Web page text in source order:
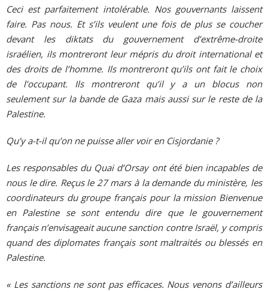
Ceci est parfaitement intolérable. Nos gouvernants laissent
faire. Pas nous. Et s’ils veulent une fois de plus se coucher
devant les diktats du gouvernement d’extrême-droite
israélien, ils montreront leur mépris du droit international et
des droits de l’homme. Ils montreront qu’ils ont fait le choix
de l’occupant. Ils montreront qu’il y a un blocus non
seulement sur la bande de Gaza mais aussi sur le reste de la
Palestine.
Qu’y a-t-il qu’on ne puisse aller voir en Cisjordanie ?
Les responsables du Quai d’Orsay ont été bien incapables de
nous le dire. Reçus le 27 mars à la demande du ministère, les
coordinateurs du groupe français pour la mission Bienvenue
en Palestine se sont entendu dire que le gouvernement
français n’envisageait aucune sanction contre Israël, y compris
quand des diplomates français sont maltraités ou blessés en
Palestine.
« Les sanctions ne sont pas efficaces. Nous venons d’ailleurs